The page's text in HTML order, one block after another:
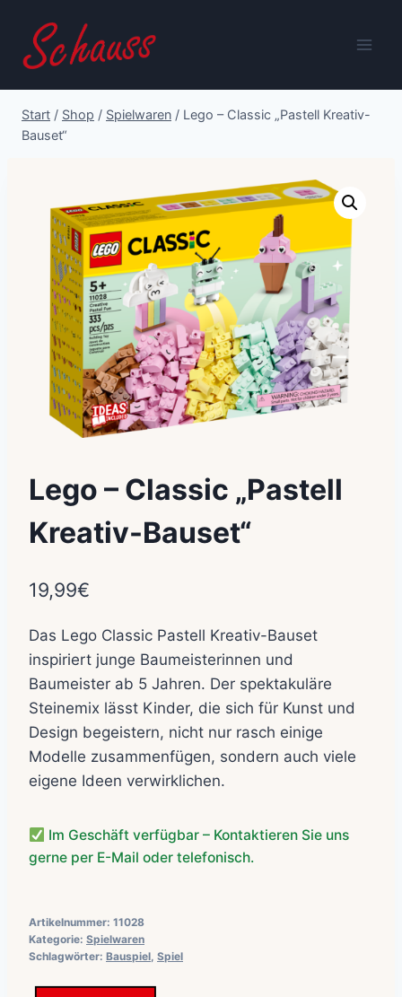
Inhalt
springen
Start / Shop / Spielwaren / Lego – Classic „Pastell Kreativ-
Bauset“
Lego – Classic „Pastell
Kreativ-Bauset“
19,99€
Das Lego Classic Pastell Kreativ-Bauset
inspiriert junge Baumeisterinnen und
Baumeister ab 5 Jahren. Der spektakuläre
Steinemix lässt Kinder, die sich für Kunst und
Design begeistern, nicht nur rasch einige
Modelle zusammenfügen, sondern auch viele
eigene Ideen verwirklichen.
Im Geschäft verfügbar – Kontaktieren Sie uns
gerne per E-Mail oder telefonisch.
Artikelnummer: 11028
Kategorie: Spielwaren
Schlagwörter: Bauspiel Spiel